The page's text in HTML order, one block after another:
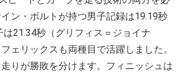
ン・ボルトが持つ男子記録は19.19秒
は21.34秒（グリフィス＝ジョイナ
ェリックスも両種目で活躍しました。
りが勝敗を分けます。フィニッシュは